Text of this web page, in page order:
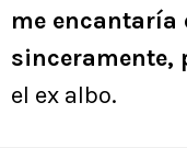
me encantaría
sinceramente,
el ex albo.